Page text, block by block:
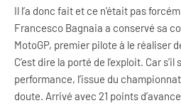
Il l’a donc fait et ce n’était pas
Francesco Bagnaia a conservé sa
MotoGP, premier pilote à le réaliser
C’est dire la porté de l’exploit. Car s’il
performance, l’issue du
doute. Arrivé avec 21 points